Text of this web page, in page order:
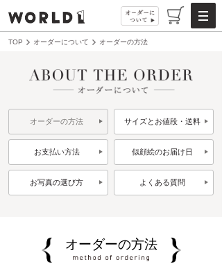
TOP オーダーについて オーダーの方法
オーダーの方法 サイズとお値段・送料
お支払い方法 似顔絵のお届け日
お写真の選び方 よくある質問
オーダーの方法